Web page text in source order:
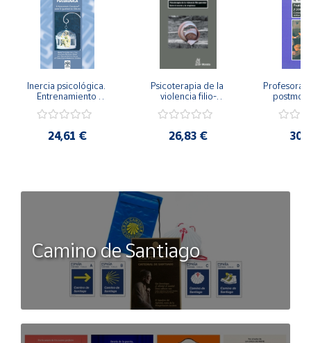
Inercia psicológica.
Entrenamiento
Igualdad de Género.
24,61 €
Psicoterapia de la
violencia filio-
secreto y la
26,83 €
Camino de Santiago